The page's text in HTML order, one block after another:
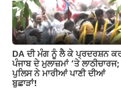
DA ਦੀ ਮੰਗ ਨੂੰ ਲੈ ਕੇ ਪ੍ਰਦਰਸ਼ਨ
ਪੰਜਾਬ ਦੇ ਮੁਲਾਜ਼ਮਾਂ ‘ਤੇ ਲਾਠੀਚਾਰਜ;
ਪੁਲਿਸ ਨੇ ਮਾਰੀਆਂ ਪਾਣੀ ਦੀਆਂ
ਬੁਛਾੜਾਂ!